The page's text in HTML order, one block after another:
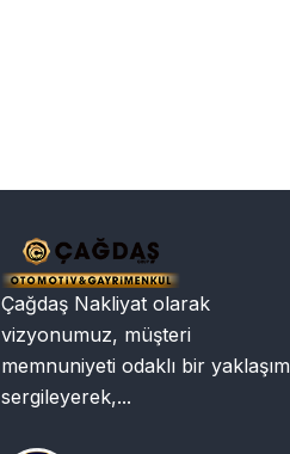
Çağdaş Nakliyat olarak
vizyonumuz, müşteri
memnuniyeti odaklı bir yaklaşım
sergileyerek,...